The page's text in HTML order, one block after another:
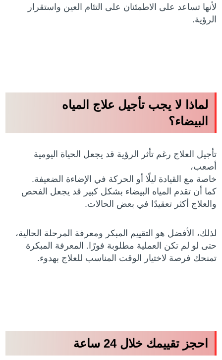
لأنها تساعد على الاطمئنان على التئام العين واستقرار
الرؤية.
لماذا لا يجب تأجيل علاج المياه
البيضاء؟
تأجيل العلاج رغم تأثر الرؤية قد يجعل الحياة اليومية
أصعب،
خاصة مع القيادة ليلًا أو الحركة في الإضاءة الضعيفة.
كما أن تقدم المياه البيضاء بشكل كبير قد يجعل الفحص
والعلاج أكثر تعقيدًا في بعض الحالات.
لذلك، الأفضل هو التقييم المبكر ومعرفة المرحلة الحالية،
حتى لو لم تكن العملية مطلوبة فورًا. المعرفة المبكرة
تمنحك فرصة لاختيار الوقت المناسب للعلاج بهدوء.
احجز تقييمك خلال 24 ساعة